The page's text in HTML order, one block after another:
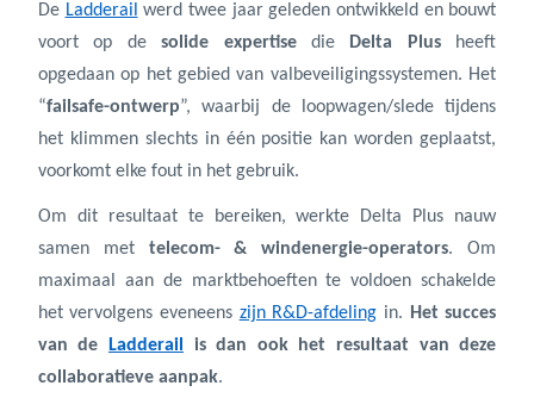
De Ladderail werd twee jaar geleden ontwikkeld en bouwt
voort op desolide expertise die Delta Plus
heeft
opgedaan op het gebied van valbeveiligingssystemen. Het
“failsafe-ontwerp”, waarbij de loopwagen/slede tijdens
het klimmen slechts in één positie kan worden geplaatst,
voorkomt elke fout in het gebruik.
Om dit resultaat te bereiken, werkte Delta Plus nauw
samen met telecom- & windenergie-operators. Om
maximaal aan de marktbehoeften te voldoen schakelde
het vervolgens eveneens zijn R&D-afdeling in.
Het succes
van de
Ladderail
is dan ook het resultaat van deze
collaboratieve aanpak.